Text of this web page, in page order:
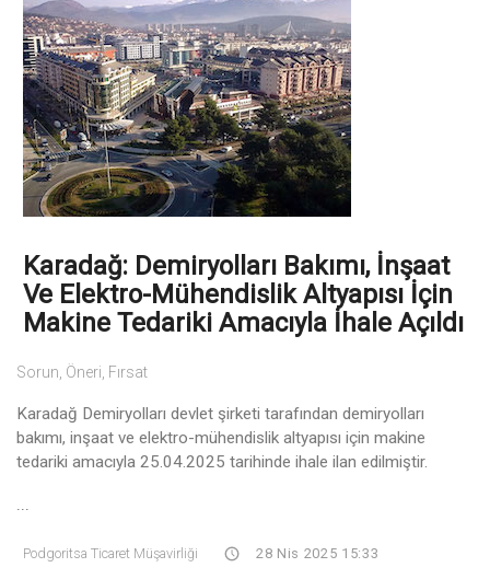
Karadağ: Demiryolları Bakımı, İnşaat
Ve Elektro-Mühendislik Altyapısı İçin
Makine Tedariki Amacıyla İhale Açıldı
Sorun, Öneri, Fırsat
Karadağ Demiryolları devlet şirketi tarafından demiryolları
bakımı, inşaat ve elektro-mühendislik altyapısı için makine
tedariki amacıyla 25.04.2025 tarihinde ihale ilan edilmiştir.
Podgoritsa Ticaret Müşavirliği 28 Nis 2025 15:33